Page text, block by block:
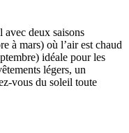
avec deux saisons
à mars) où l’air est chaud
idéale pour les
légers, un
vous du soleil toute